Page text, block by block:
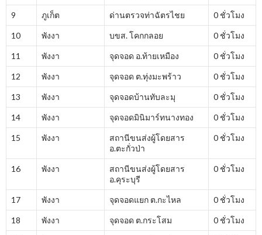
9 ภูเก็ต ด่านตรวจท่าฉัตรไชย 0 ชั่วโมง
10 พังงา บขส. โคกกลอย 0 ชั่วโมง
11 พังงา จุดจอด อ.ท้ายเหมือง 0 ชั่วโมง
12 พังงา จุดจอด ต.ทุ่งมะพร้าว 0 ชั่วโมง
13 พังงา จุดจอดบ้านทับละมุ 0 ชั่วโมง
14 พังงา จุดจอดมินิมาร์ทนางทอง 0 ชั่วโมง
15 พังงา
สถานีขนส่งผู้โดยสาร
อ.ตะกั่วป่า
0 ชั่วโมง
16 พังงา
สถานีขนส่งผู้โดยสาร
อ.คุระบุรี
0 ชั่วโมง
17 พังงา จุดจอดแยก ต.กะไหล 0 ชั่วโมง
18 พังงา จุดจอด ต.กระโสม 0 ชั่วโมง